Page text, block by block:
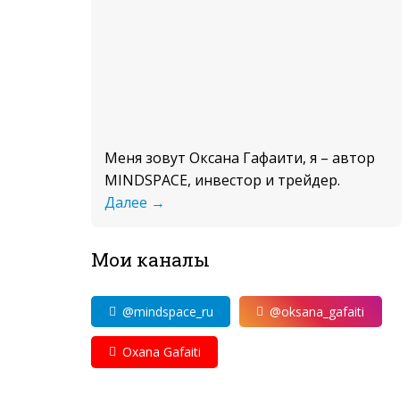
Меня зовут Оксана Гафаити, я – автор
MINDSPACE, инвестор и трейдер.
Далее →
Мои каналы
@mindspace_ru @oksana_gafaiti
Oxana Gafaiti